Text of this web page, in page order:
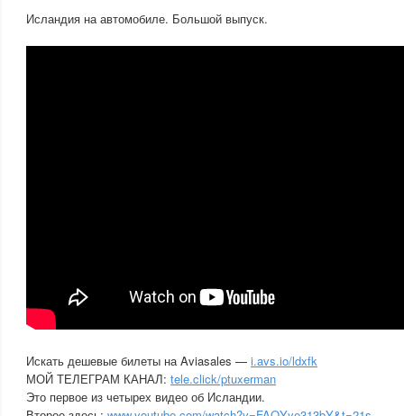
Исландия на автомобиле. Большой выпуск.
Искать дешевые билеты на Aviasales — i.avs.io/ldxfk
МОЙ ТЕЛЕГРАМ КАНАЛ: tele.click/ptuxerman
Это первое из четырех видео об Исландии.